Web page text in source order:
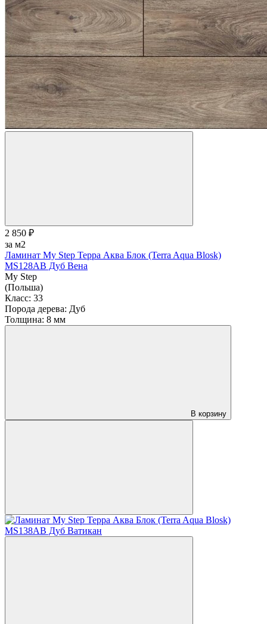
2 850 ₽
за м2
Ламинат My Step Терра Аква Блок (Terra Aqua Blosk)
MS128AB Дуб Вена
My Step
(Польша)
Класс: 33
Порода дерева: Дуб
Толщина: 8 мм
В корзину